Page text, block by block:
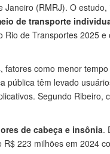
(RMRJ). O estudo,
de transporte
Rio de Transportes 2025 e
fatores como menor
pública têm levado
Segundo Ribeiro,
de cabeça e insônia.
223 milhões em 2024